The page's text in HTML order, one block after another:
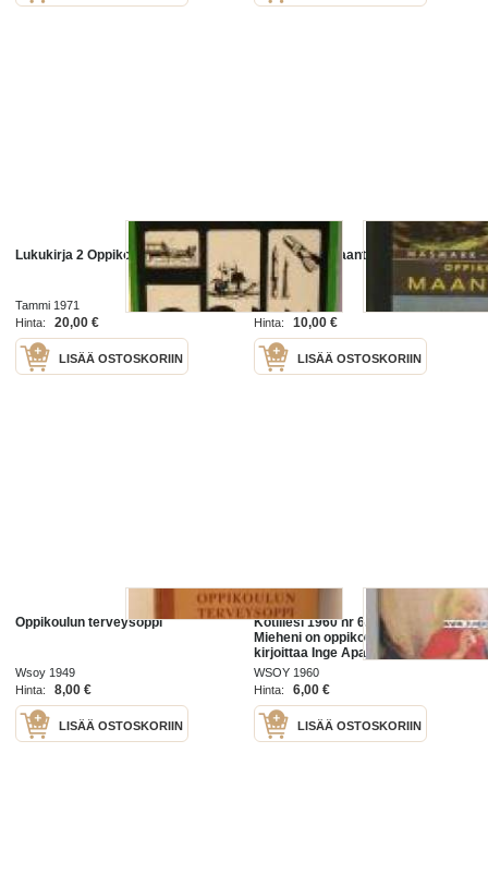
Lukukirja 2 Oppikoulun III-IV luokille
Tammi 1971
Hinta:
20,00 €
LISÄÄ OSTOSKORIIN
Oppikoulun maantieto
Wsoy 1964
Hinta:
10,00 €
LISÄÄ OSTOSKORIIN
Oppikoulun terveysoppi
Wsoy 1949
Hinta:
8,00 €
LISÄÄ OSTOSKORIIN
Kotiliesi 1960 nr 6, maaliskuu.
Mieheni on oppikoulun rehtori
kirjoittaa Inge Apajalahti. Ilona
Jalava in memoriam. Mainos:
Sarpaneva-pata ( Saturnus-pata)
WSOY 1960
Hinta:
6,00 €
LISÄÄ OSTOSKORIIN